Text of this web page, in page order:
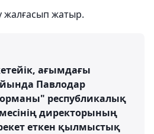
жалғасып жатыр.
ағымдағы
Павлодар
республикалық
директорының
еткен қылмыстық